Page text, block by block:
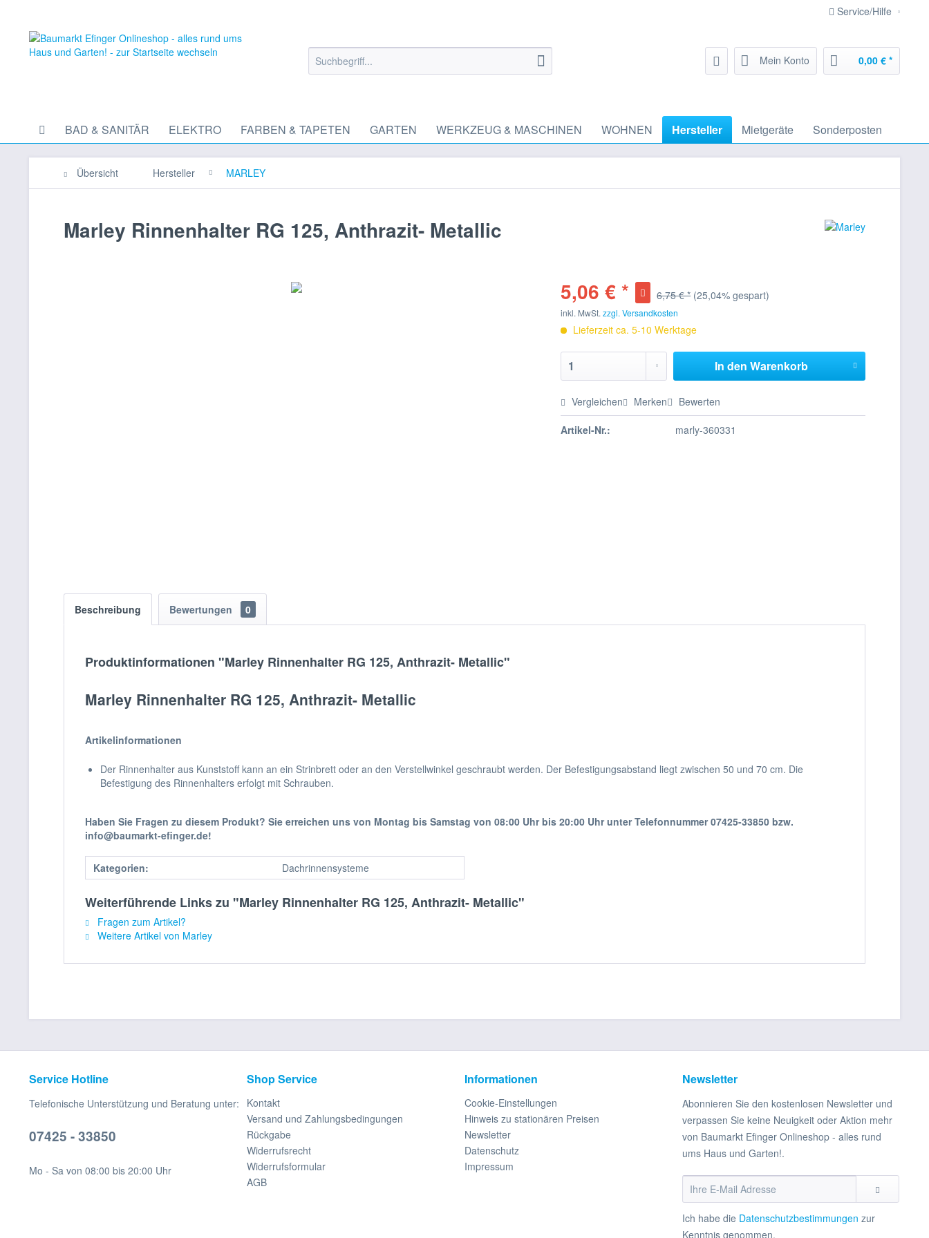
Service/Hilfe
Mein Konto 0,00 € *
BAD & SANITÄR ELEKTRO FARBEN & TAPETEN GARTEN WERKZEUG & MASCHINEN WOHNEN Hersteller Mietgeräte Sonderposten
Übersicht Hersteller MARLEY
Marley Rinnenhalter RG 125, Anthrazit- Metallic
5,06 € * 6,75 € * (25,04% gespart)
inkl. MwSt.zzgl. Versandkosten
Lieferzeit ca. 5-10 Werktage
In den Warenkorb
Vergleichen Merken Bewerten
Artikel-Nr.: marly-360331
Beschreibung Bewertungen 0
Produktinformationen "Marley Rinnenhalter RG 125, Anthrazit- Metallic"
Marley Rinnenhalter RG 125, Anthrazit- Metallic
Artikelinformationen
Der Rinnenhalter aus Kunststoff kann an ein Strinbrett oder an den Verstellwinkel geschraubt werden. Der Befestigungsabstand liegt zwischen 50 und 70 cm. Die
Befestigung des Rinnenhalters erfolgt mit Schrauben.
Haben Sie Fragen zu diesem Produkt? Sie erreichen uns von Montag bis Samstag von 08:00 Uhr bis 20:00 Uhr unter Telefonnummer 07425-33850 bzw.
info@baumarkt-efinger.de!
Kategorien: Dachrinnensysteme
Weiterführende Links zu "Marley Rinnenhalter RG 125, Anthrazit- Metallic"
Fragen zum Artikel?
Weitere Artikel von Marley
Service Hotline
Telefonische Unterstützung und Beratung unter:
07425 - 33850
Mo - Sa von 08:00 bis 20:00 Uhr
Shop Service
Kontakt
Versand und Zahlungsbedingungen
Rückgabe
Widerrufsrecht
Widerrufsformular
AGB
Informationen
Cookie-Einstellungen
Hinweis zu stationären Preisen
Newsletter
Datenschutz
Impressum
Newsletter
Abonnieren Sie den kostenlosen Newsletter und
verpassen Sie keine Neuigkeit oder Aktion mehr
von Baumarkt Efinger Onlineshop - alles rund
ums Haus und Garten!.
Ich habe die Datenschutzbestimmungen zur
Kenntnis genommen.